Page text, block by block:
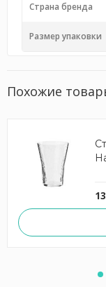
Страна бренда
Размер упаковки
Похожие